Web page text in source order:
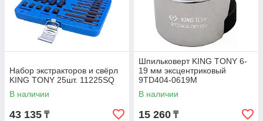
Набор экстракторов и свёрл
KING TONY 25шт. 11225SQ
В наличии
43 135 ₸
Шпильковерт KING TONY 6-
19 мм эксцентриковый
9TD404-0619M
В наличии
15 260 ₸